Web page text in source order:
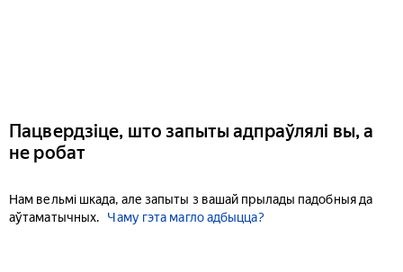
Пацвердзіце, што запыты адпраўлялі вы, а
не робат
Нам вельмі шкада, але запыты з вашай прылады падобныя да
аўтаматычных.
Чаму гэта магло адбыцца?